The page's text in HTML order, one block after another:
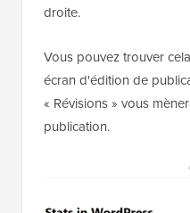
droite.
Vous pouvez trouver
écran d'édition de
« Révisions » vous
publication.